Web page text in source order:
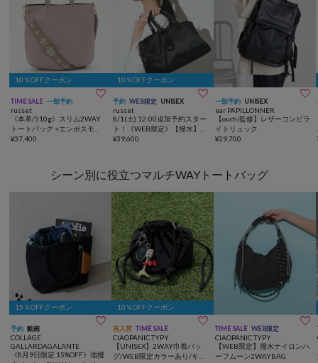
10％OFFクーポン
TIME SALE 一部予約 
russet
《本革/510g》スリム2WAY
トートバッグ <エンボスモノ
グラム>
¥37,400
10％OFFクーポン
予約 WEB限定 UNISEX 
russet
8/1(土) 12:00追加予約スター
ト！《WEB限定》【撥水】ク
ラウズナイロン2WAYボスト
¥39,600
一部予約 UNISEX 
ear PAPILLONNER
【ouchi監修】レザーコンビラ
イトリュック
¥29,700
シーン別に役立つマルチWAYトートバッグ
15％OFFクーポン
予約 動画 
COLLAGE
GALLARDAGALANTE
《8月9日限定 15%OFF》強撥
10％OFFクーポン
再入荷 TIME SALE 
CIAOPANIC TYPY
【UNISEX】2WAY巾着バッ
グ/WEB限定カラーあり/キー
TIME SALE WEB限定 
CIAOPANIC TYPY
【WEB限定】撥水ナイロンハ
ーフムーン2WAYBAG